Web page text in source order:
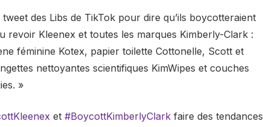
des Libs de TikTok pour dire qu’ils boycotteraient
revoir Kleenex et toutes les marques Kimberly-Clark :
féminine Kotex, papier toilette Cottonelle, Scott et
nettoyantes scientifiques KimWipes et couches
»
et #BoycottKimberlyClarkfaire des tendances